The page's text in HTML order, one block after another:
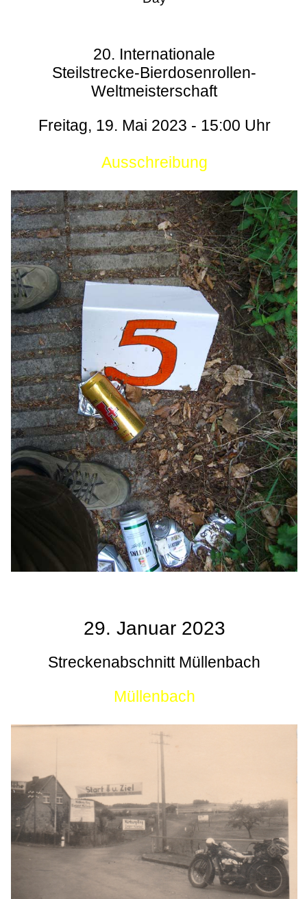
20. Internationale
Steilstrecke-Bierdosenrollen-
Weltmeisterschaft
Freitag, 19. Mai 2023 - 15:00 Uhr
Ausschreibung
29. Januar 2023
Streckenabschnitt Müllenbach
Müllenbach